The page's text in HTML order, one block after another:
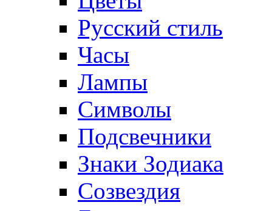
Русский стиль
Часы
Лампы
Символы
Подсвечники
Знаки Зодиака
Созвездия